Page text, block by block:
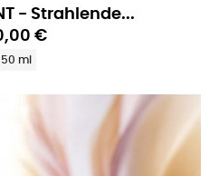
- Strahlende...
€
50 ml